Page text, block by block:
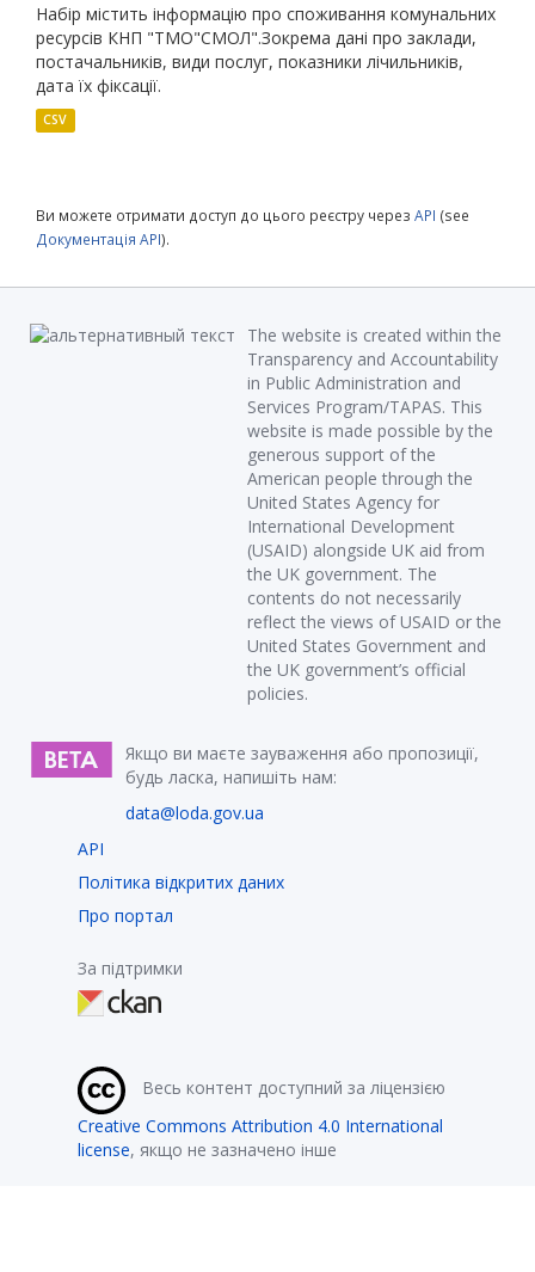
Набір містить інформацію про споживання комунальних
ресурсів КНП "ТМО"СМОЛ".Зокрема дані про заклади,
постачальників, види послуг, показники лічильників,
дата їх фіксації.
CSV
Ви можете отримати доступ до цього реєстру через API (see
Документація API).
The website is created within the
Transparency and Accountability
in Public Administration and
Services Program/TAPAS. This
website is made possible by the
generous support of the
American people through the
United States Agency for
International Development
(USAID) alongside UK aid from
the UK government. The
contents do not necessarily
reflect the views of USAID or the
United States Government and
the UK government’s official
policies.
Якщо ви маєте зауваження або пропозиції,
будь ласка, напишіть нам:
data@loda.gov.ua
API
Політика відкритих даних
Про портал
За підтримки
Весь контент доступний за ліцензією
Creative Commons Attribution 4.0 International
license, якщо не зазначено інше